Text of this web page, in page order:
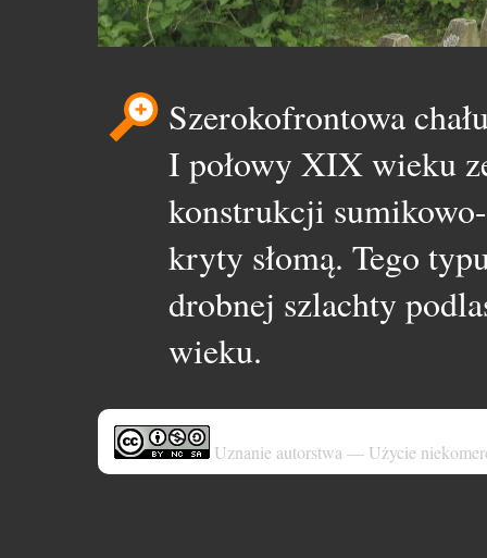
Szerokofrontowa
I połowy XIX wieku
konstrukcji
kryty słomą. Tego
drobnej szlachty
wieku.
Uznanie autorstwa — Użycie